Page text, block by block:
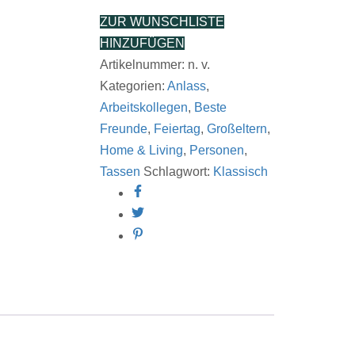
ZUR WUNSCHLISTE
HINZUFÜGEN
Artikelnummer: n. v.
Kategorien:Anlass,
Arbeitskollegen, Beste
Freunde, Feiertag,Großeltern,
Home & Living, Personen,
Tassen Schlagwort: Klassisch